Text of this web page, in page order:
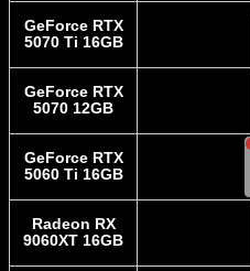
GeForce RTX
5070 Ti 16GB
GeForce RTX
5070 12GB
GeForce RTX
5060 Ti 16GB
Radeon RX
9060XT 16GB